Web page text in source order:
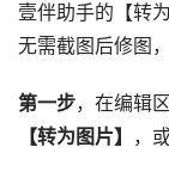
壹伴助手的【转
无需截图后修图
第一步，在编辑
【转为图片】
，